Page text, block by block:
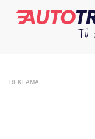
REKLAMA